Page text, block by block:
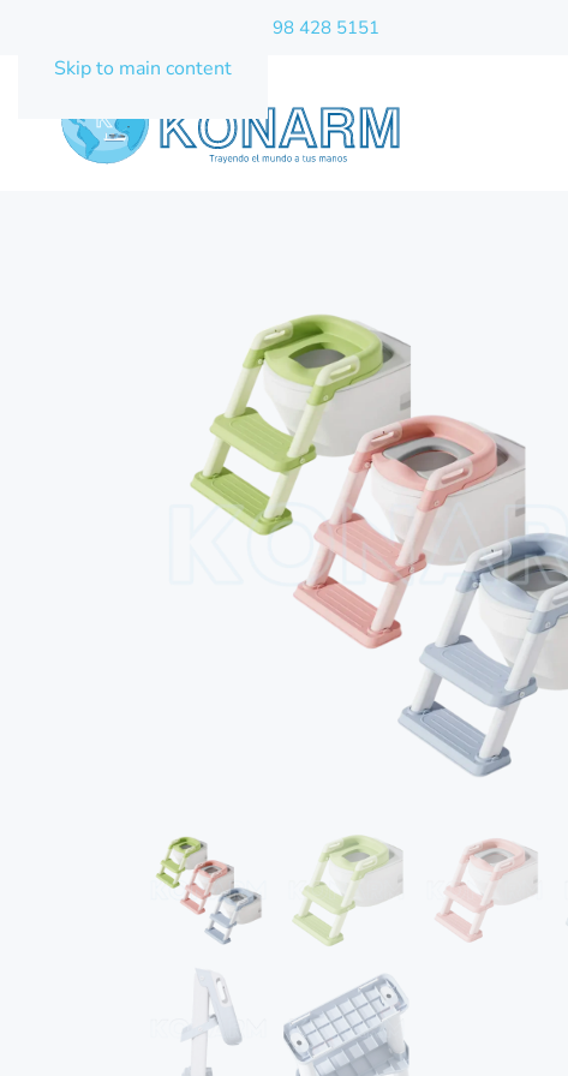
Skip to main content
+593 98 428 5151